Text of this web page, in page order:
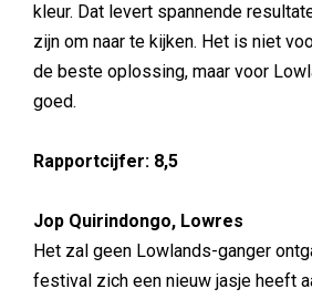
kleur. Dat levert spannende
zijn om naar te kijken. Het is niet
de beste oplossing, maar voor
goed.
Rapportcijfer: 8,5
Jop Quirindongo, Lowres
Het zal geen Lowlands-ganger
festival zich een nieuw jasje heeft